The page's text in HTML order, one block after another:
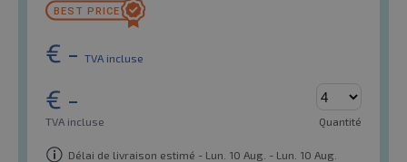
€ - TVA incluse
€ -
TVA incluse Quantité
Délai de livraison estimé - Lun. 10 Aug. - Lun. 10 Aug.